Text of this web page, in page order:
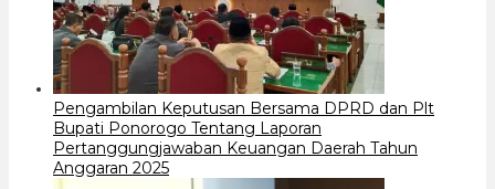
Pengambilan Keputusan Bersama DPRD dan Plt
Bupati Ponorogo Tentang Laporan
Pertanggungjawaban Keuangan Daerah Tahun
Anggaran 2025